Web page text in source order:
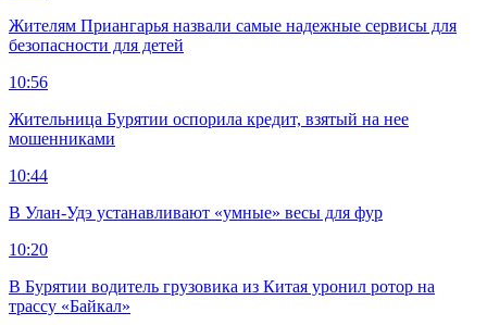
Жителям Приангарья назвали самые надежные сервисы для
безопасности для детей
10:56
Жительница Бурятии оспорила кредит, взятый на нее
мошенниками
10:44
В Улан-Удэ устанавливают «умные» весы для фур
10:20
В Бурятии водитель грузовика из Китая уронил ротор на
трассу «Байкал»